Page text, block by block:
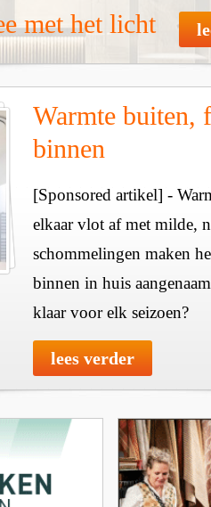
met het licht
Warmte buiten,
binnen
[Sponsored artikel] -
elkaar vlot af met milde,
schommelingen maken
binnen in huis
klaar voor elk seizoen?
lees verder